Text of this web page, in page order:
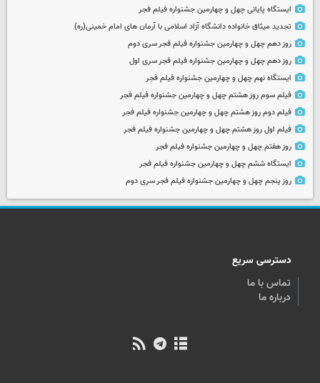
ایستگاه پایانی چهل و چهارمین جشنواره فیلم فجر
تجدید میثاق خانواده دانشگاه آزاد اسلامی با آرمان های امام خمینی(ره)
روز دهم چهل و چهارمین جشنواره فیلم فجر سری دوم
روز دهم چهل و چهارمین جشنواره فیلم فجر سری اول
ایستگاه نهم چهل و چهارمین جشنواره فیلم فجر
فیلم سوم روز هشتم چهل و چهارمین جشنواره فیلم فجر
فیلم دوم روز هشتم چهل و چهارمین جشنواره فیلم فجر
فیلم اول روز هشتم چهل و چهارمین جشنواره فیلم فجر
روز هفتم چهل و چهارمین جشنواره فیلم فجر
ایستگاه ششم چهل و چهارمین جشنواره فیلم فجر
روز پنجم چهل و چهارمین جشنواره فیلم فجر سری دوم
دسترسی سریع
تماس با ما
درباره ما